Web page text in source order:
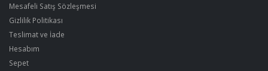
Mesafeli Satış Sözleşmesi
Gizlilik Politikası
Teslimat ve İade
Hesabım
Sepet